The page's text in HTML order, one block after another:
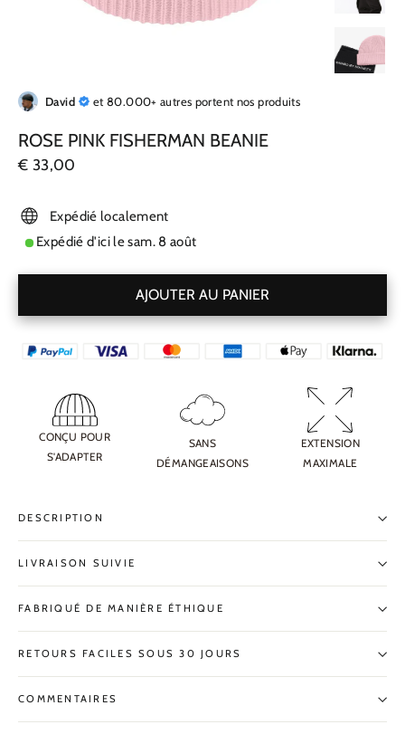
David et 80.000+ autres portent nos produits
ROSE PINK FISHERMAN BEANIE
Prix
€ 33,00
Expédié localement
Expédié d'ici lesam. 8 août
AJOUTER AU PANIER
CONÇU POUR
S'ADAPTER
SANS
DÉMANGEAISONS
EXTENSION
MAXIMALE
DESCRIPTION
LIVRAISON SUIVIE
FABRIQUÉ DE MANIÈRE ÉTHIQUE
RETOURS FACILES SOUS 30 JOURS
COMMENTAIRES